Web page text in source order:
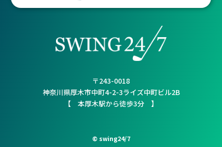
〒243-0018
神奈川県厚木市中町4-2-3ライズ中町ビル2B
【 本厚木駅から徒歩3分 】
© swing24/7